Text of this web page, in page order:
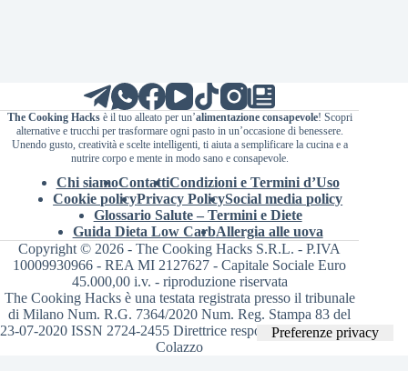
The Cooking Hacksè il tuo alleato per un’alimentazione consapevole! Scopri
alternative e trucchi per trasformare ogni pasto in un’occasione di benessere.
Unendo gusto, creatività e scelte intelligenti, ti aiuta a semplificare la cucina e a
nutrire corpo e mente in modo sano e consapevole.
Chi siamoContattiCondizioni e Termini d’Uso
Cookie policyPrivacy PolicySocial media policy
Glossario Salute – Termini e Diete
Guida Dieta Low CarbAllergia alle uova
Copyright © 2026 - The Cooking Hacks S.R.L. - P.IVA
10009930966 - REA MI 2127627 - Capitale Sociale Euro
45.000,00 i.v. - riproduzione riservata
The Cooking Hacks è una testata registrata presso il tribunale
di Milano Num. R.G. 7364/2020 Num. Reg. Stampa 83 del
23-07-2020 ISSN 2724-2455 Direttrice responsabile Valentina
Colazzo